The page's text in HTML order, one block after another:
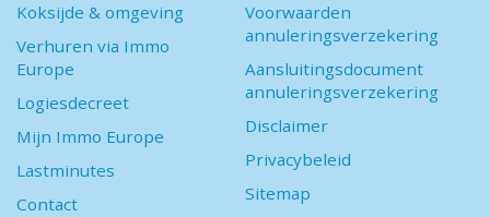
Koksijde & omgeving
Verhuren via Immo
Europe
Logiesdecreet
Mijn Immo Europe
Lastminutes
Contact
Voorwaarden
annuleringsverzekering
Aansluitingsdocument
annuleringsverzekering
Disclaimer
Privacybeleid
Sitemap